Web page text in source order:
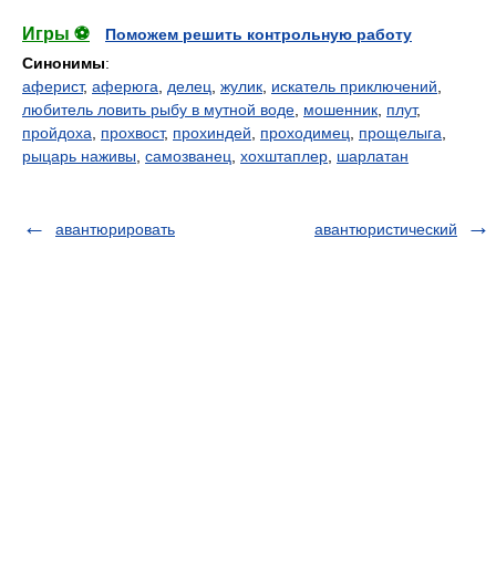
Игры ⚽
Поможем решить контрольную работу
Синонимы:
аферист, аферюга делец жулик искатель приключений
любитель ловить рыбу в мутной воде мошенник плут,
пройдоха
прохвост, прохиндей проходимец прощелыга
рыцарь наживы самозванец хохштаплер шарлатан
авантюрировать авантюристический